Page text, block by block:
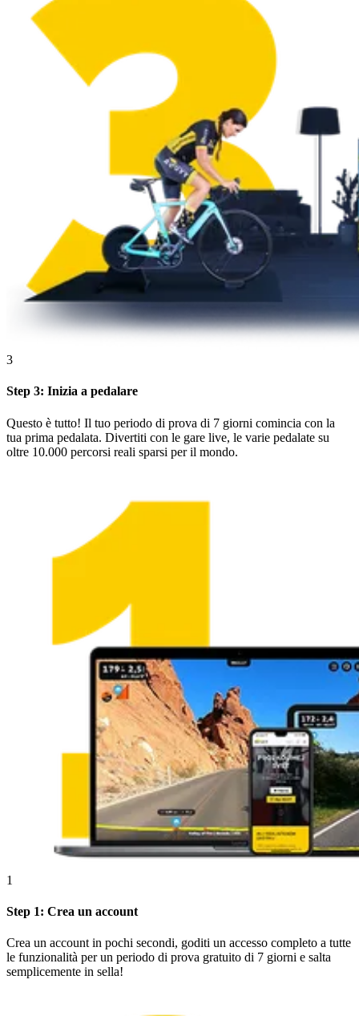
3
Step 3: Inizia a pedalare
Questo è tutto! Il tuo periodo di prova di 7 giorni comincia con la
tua prima pedalata. Divertiti con le gare live, le varie pedalate su
oltre 10.000 percorsi reali sparsi per il mondo.
1
Step 1: Crea un account
Crea un account in pochi secondi, goditi un accesso completo a tutte
le funzionalità per un periodo di prova gratuito di 7 giorni e salta
semplicemente in sella!